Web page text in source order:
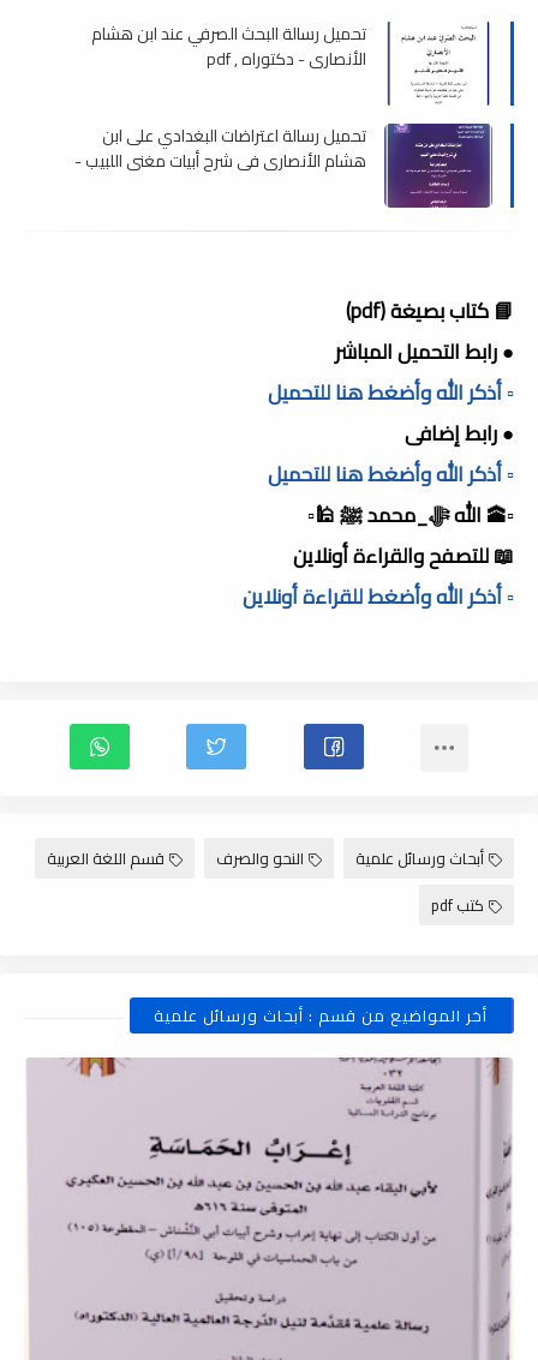
تحميل رسالة البحث الصرفي عند ابن هشام
الأنصاري - دكتوراه , pdf
تحميل رسالة اعتراضات البغدادي على ابن
هشام الأنصارى في شرح أبيات مغني اللبيب -
📘 كتاب بصيغة (pdf)
● رابط التحميل المباشر
▫️ أذكر الله وأضغط هنا للتحميل
● رابط إضافى
▫️ أذكر الله وأضغط هنا للتحميل
▫️🕋 الله ﷻ_محمد ﷺ 🕌▫️
📖 للتصفح والقراءة أونلاين
▫️ أذكر الله وأضغط للقراءة أونلاين
أبحاث ورسائل علمية النحو والصرف
قسم اللغة العربية
كتب pdf
أخر المواضيع من قسم : أبحاث ورسائل علمية